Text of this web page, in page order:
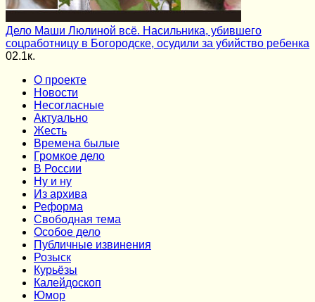
Дело Маши Люлиной всё. Насильника, убившего
соцработницу в Богородске, осудили за убийство ребенка
02.1к.
О проекте
Новости
Несогласные
Актуально
Жесть
Времена былые
Громкое дело
В России
Ну и ну
Из архива
Реформа
Cвободная тема
Особое дело
Публичные извинения
Розыск
Курьёзы
Калейдоскоп
Юмор